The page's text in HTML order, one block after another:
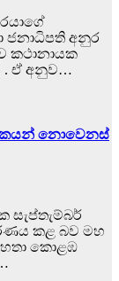
ජනාධිපති අනුර
කථානායක
. ඒ අනුව…
නොවෙනස්
සැප්තැ­ම්බර්
කළ බව මහ
කොළඹ